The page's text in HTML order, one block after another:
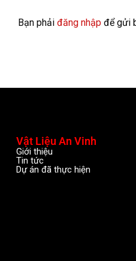
Bạn phải đăng nhập để gửi
Vật Liệu An Vinh
Giới thiệu
Tin tức
Dự án đã thực hiện